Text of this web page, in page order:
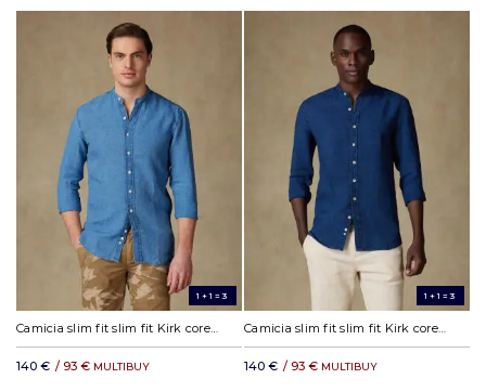
1+1=3
Camicia slim fit slim fit Kirk coreana colletto in lino cielo
140 € / 93 € MULTIBUY
1+1=3
Camicia slim fit slim fit Kirk coreana colletto in lino indaco
140 € / 93 € MULTIBUY